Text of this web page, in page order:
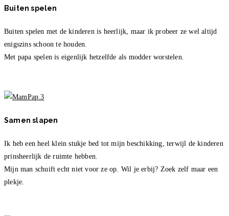
Buiten spelen
Buiten spelen met de kinderen is heerlijk, maar ik probeer ze wel altijd
enigszins schoon te houden.
Met papa spelen is eigenlijk hetzelfde als modder worstelen.
Samen slapen
Ik heb een heel klein stukje bed tot mijn beschikking, terwijl de kinderen
prinsheerlijk de ruimte hebben.
Mijn man schuift echt niet voor ze op. Wil je erbij? Zoek zelf maar een
plekje.